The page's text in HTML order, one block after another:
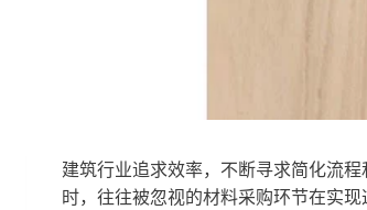
建筑行业追求效率，不断寻求简化流
时，往往被忽视的材料采购环节在实